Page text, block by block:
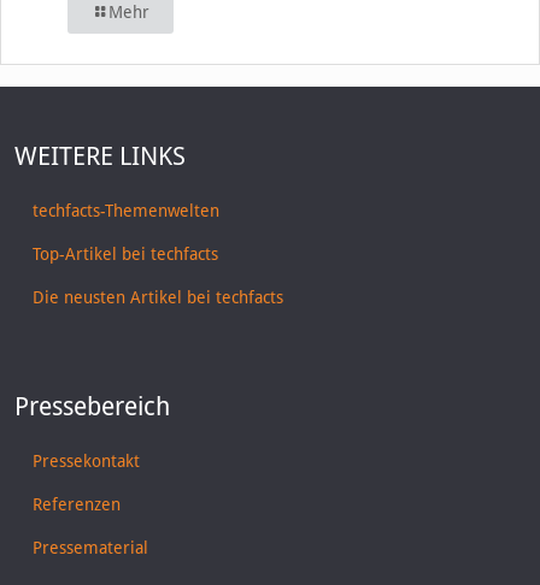
Mehr
WEITERE LINKS
techfacts-Themenwelten
Top-Artikel bei techfacts
Die neusten Artikel bei techfacts
Pressebereich
Pressekontakt
Referenzen
Pressematerial